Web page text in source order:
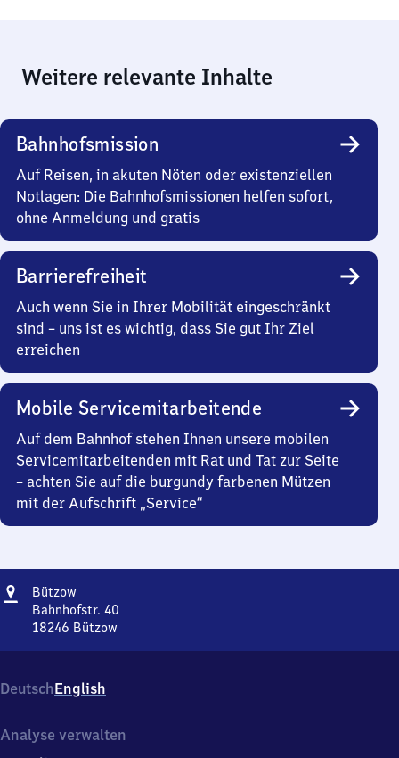
Weitere relevante Inhalte
Bahnhofsmission
Auf Reisen, in akuten Nöten oder existenziellen
Notlagen: Die Bahnhofsmissionen helfen sofort,
ohne Anmeldung und gratis
Barrierefreiheit
Auch wenn Sie in Ihrer Mobilität eingeschränkt
sind – uns ist es wichtig, dass Sie gut Ihr Ziel
erreichen
Mobile Servicemitarbeitende
Auf dem Bahnhof stehen Ihnen unsere mobilen
Servicemitarbeitenden mit Rat und Tat zur Seite
– achten Sie auf die burgundy farbenen Mützen
mit der Aufschrift „Service“
Adresse
Bützow
Bahnhofstr. 40
18246 Bützow
40,
1
2
DeutschEnglish
Analyse verwalten